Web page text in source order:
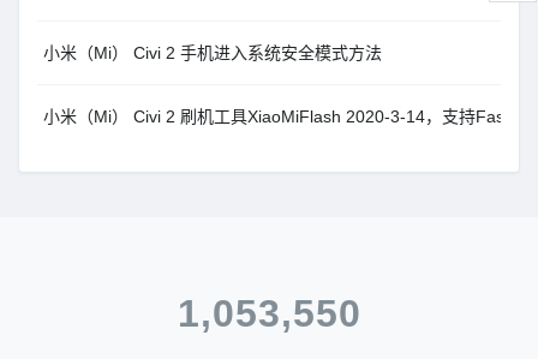
小米（Mi） Civi 2 手机进入系统安全模式方法
小米（Mi） Civi 2 刷机工具XiaoMiFlash 2020-3-14，支持
1,053,550